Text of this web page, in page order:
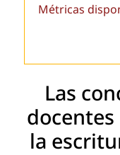
Métricas
Las
la